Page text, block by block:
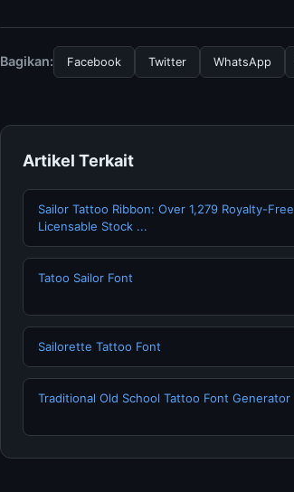
terpercaya.
Bagikan: Facebook Twitter WhatsApp
Artikel Terkait
Sailor Tattoo Ribbon: Over 1,279 Royalty-Free
Licensable Stock ...
Tatoo Sailor Font
Sailorette Tattoo Font
Traditional Old School Tattoo Font Generator